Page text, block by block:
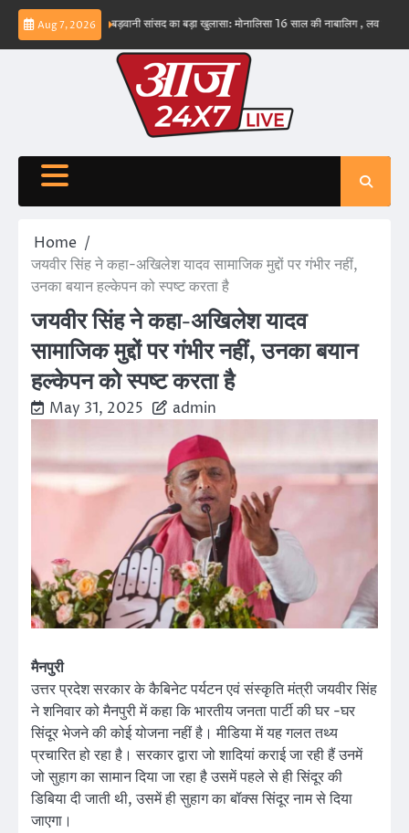
Skip
content
Aug 7, 2026
नहीं – ईरान बड़वानी सांसद का बड़ा खुलासा: मोनालिसा 16 साल की नाबालिग , लव जिहाद के
Home
जयवीर सिंह ने कहा-अखिलेश यादव सामाजिक मुद्दों पर गंभीर नहीं,
उनका बयान हल्केपन को स्पष्ट करता है
जयवीर सिंह ने कहा-अखिलेश यादव
सामाजिक मुद्दों पर गंभीर नहीं, उनका बयान
हल्केपन को स्पष्ट करता है
May 31, 2025 admin
मैनपुरी
उत्तर प्रदेश सरकार के कैबिनेट पर्यटन एवं संस्कृति मंत्री जयवीर सिंह
ने शनिवार को मैनपुरी में कहा कि भारतीय जनता पार्टी की घर -घर
सिंदूर भेजने की कोई योजना नहीं है। मीडिया में यह गलत तथ्य
प्रचारित हो रहा है। सरकार द्वारा जो शादियां कराई जा रही हैं उनमें
जो सुहाग का सामान दिया जा रहा है उसमें पहले से ही सिंदूर की
डिबिया दी जाती थी, उसमें ही सुहाग का बॉक्स सिंदूर नाम से दिया
जाएगा।